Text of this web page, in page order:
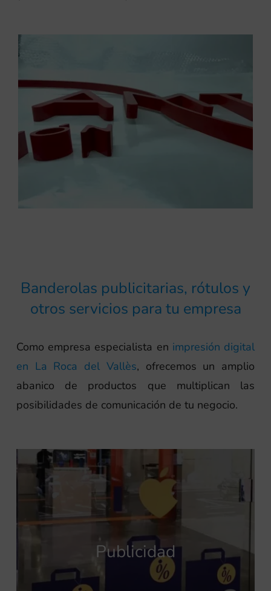
Banderolas publicitarias, rótulos y
otros servicios para tu empresa
Como empresa especialista en impresión digital
en La Roca del Vallès, ofrecemos un amplio
abanico de productos que multiplican las
posibilidades de comunicación de tu negocio.
Publicidad